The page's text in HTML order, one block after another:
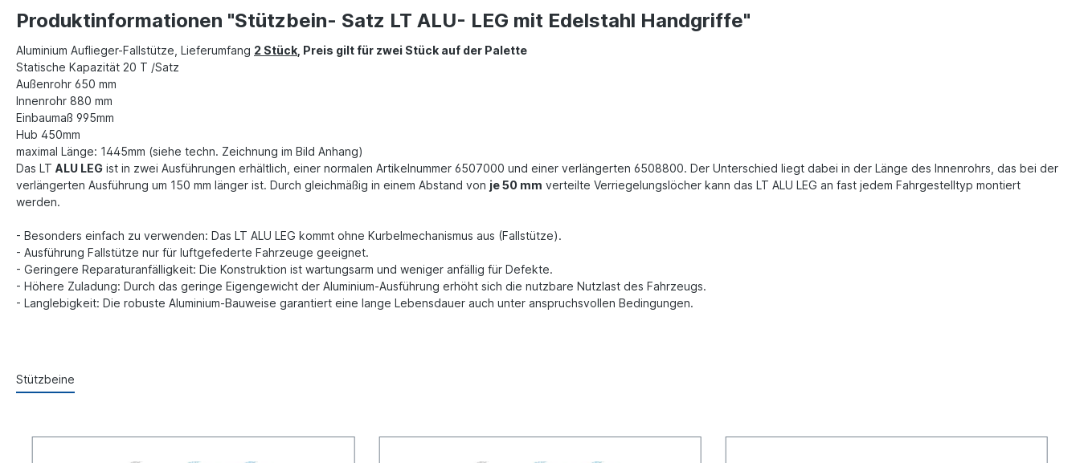
Produktinformationen "Stützbein- Satz LT ALU- LEG mit Edelstahl Handgriffe"
Aluminium Auflieger-Fallstütze, Lieferumfang 2 Stück , Preis gilt für zwei Stück auf der Palette
Statische Kapazität 20 T /Satz
Außenrohr 650 mm
Innenrohr 880 mm
Einbaumaß 995mm
Hub 450mm
maximal Länge: 1445mm (siehe techn. Zeichnung im Bild Anhang)
Das LT ALU LEG ist in zwei Ausführungen erhältlich, einer normalen Artikelnummer 6507000 und einer verlängerten 6508800. Der Unterschied liegt dabei in der Länge des Innenrohrs, das bei der
verlängerten Ausführung um 150 mm länger ist. Durch gleichmäßig in einem Abstand von je 50 mm verteilte Verriegelungslöcher kann das LT ALU LEG an fast jedem Fahrgestelltyp montiert
werden.
- Besonders einfach zu verwenden: Das LT ALU LEG kommt ohne Kurbelmechanismus aus (Fallstütze).
- Ausführung Fallstütze nur für luftgefederte Fahrzeuge geeignet.
- Geringere Reparaturanfälligkeit: Die Konstruktion ist wartungsarm und weniger anfällig für Defekte.
- Höhere Zuladung: Durch das geringe Eigengewicht der Aluminium-Ausführung erhöht sich die nutzbare Nutzlast des Fahrzeugs.
- Langlebigkeit: Die robuste Aluminium-Bauweise garantiert eine lange Lebensdauer auch unter anspruchsvollen Bedingungen.
Stützbeine